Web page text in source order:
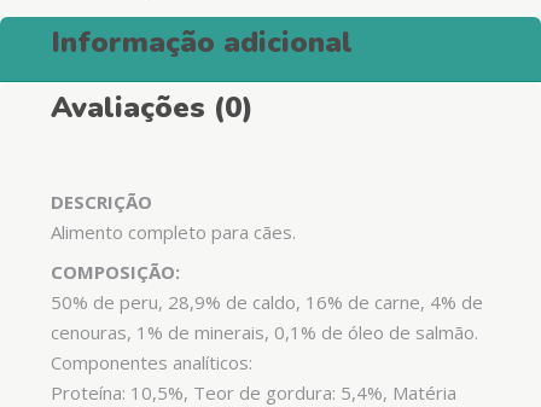
Informação adicional
Avaliações (0)
DESCRIÇÃO
Alimento completo para cães.
COMPOSIÇÃO:
50% de peru, 28,9% de caldo, 16% de carne, 4% de
cenouras, 1% de minerais, 0,1% de óleo de salmão.
Componentes analíticos:
Proteína: 10,5%, Teor de gordura: 5,4%, Matéria